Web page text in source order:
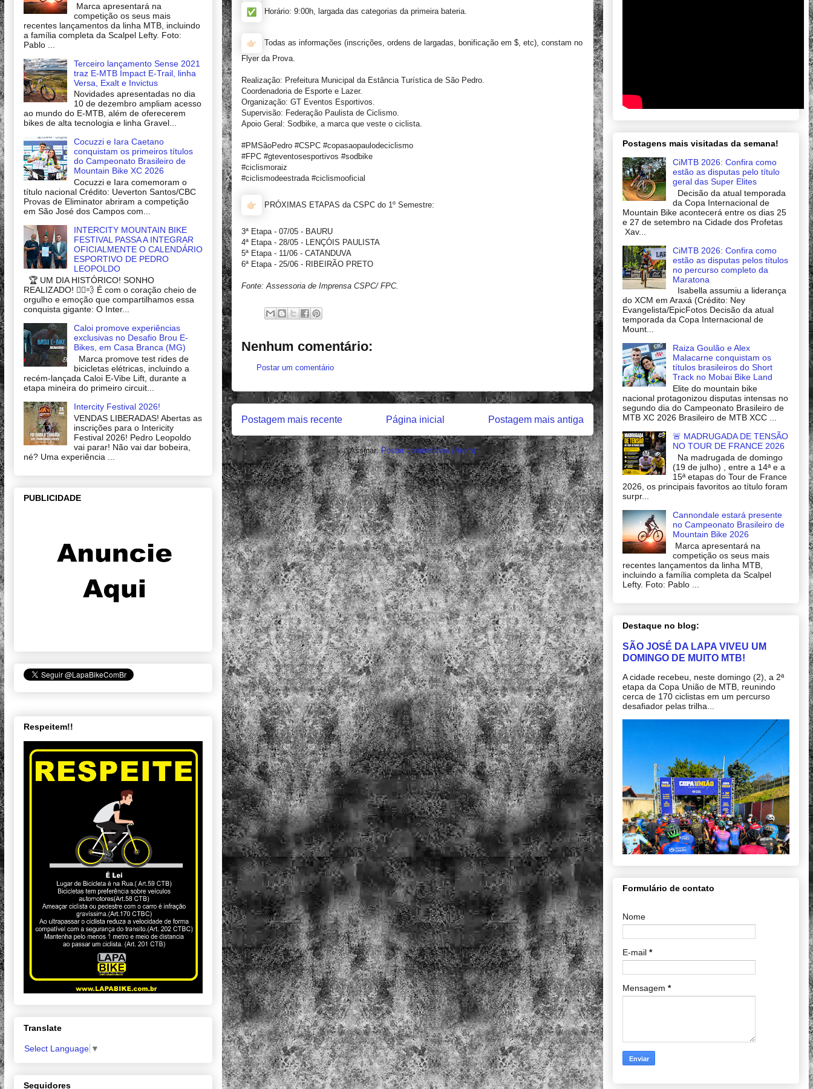
Horário: 9:00h, largada das categorias da primeira bateria.
Todas as informações (inscrições, ordens de largadas, bonificação em $, etc), constam no
Flyer da Prova.
Realização: Prefeitura Municipal da Estância Turística de São Pedro.
Coordenadoria de Esporte e Lazer.
Organização: GT Eventos Esportivos.
Supervisão: Federação Paulista de Ciclismo.
Apoio Geral: Sodbike, a marca que veste o ciclista.
#PMSãoPedro #CSPC #copasaopaulodeciclismo
#FPC #gteventosesportivos #sodbike
#ciclismoraiz
#ciclismodeestrada #ciclismooficial
PRÓXIMAS ETAPAS da CSPC do 1º Semestre:
3ª Etapa - 07/05 - BAURU
4ª Etapa - 28/05 - LENÇÓIS PAULISTA
5ª Etapa - 11/06 - CATANDUVA
6ª Etapa - 25/06 - RIBEIRÃO PRETO
Fonte: Assessoria de Imprensa CSPC/ FPC.
Nenhum comentário:
Postar um comentário
Postagem mais recente Postagem mais antiga
Página inicial
Assinar:Postar comentários (Atom)
Marca apresentará na
competição os seus mais
recentes lançamentos da linha MTB, incluindo
a família completa da Scalpel Lefty. Foto:
Pablo ...
Terceiro lançamento Sense 2021
traz E-MTB Impact E-Trail, linha
Versa, Exalt e Invictus
Novidades apresentadas no dia
10 de dezembro ampliam acesso
ao mundo do E-MTB, além de oferecerem
bikes de alta tecnologia e linha Gravel...
Cocuzzi e Iara Caetano
conquistam os primeiros títulos
do Campeonato Brasileiro de
Mountain Bike XC 2026
Cocuzzi e Iara comemoram o
título nacional Crédito: Ueverton Santos/CBC
Provas de Eliminator abriram a competição
em São José dos Campos com...
INTERCITY MOUNTAIN BIKE
FESTIVAL PASSA A INTEGRAR
OFICIALMENTE O CALENDÁRIO
ESPORTIVO DE PEDRO
LEOPOLDO
🏆 UM DIA HISTÓRICO! SONHO
REALIZADO! 🚴‍♂️💨 É com o coração cheio de
orgulho e emoção que compartilhamos essa
conquista gigante: O Inter...
Caloi promove experiências
exclusivas no Desafio Brou E-
Bikes, em Casa Branca (MG)
Marca promove test rides de
bicicletas elétricas, incluindo a
recém-lançada Caloi E-Vibe Lift, durante a
etapa mineira do primeiro circuit...
Intercity Festival 2026!
VENDAS LIBERADAS! Abertas as
inscrições para o Intericity
Festival 2026! Pedro Leopoldo
vai parar! Não vai dar bobeira,
né? Uma experiência ...
PUBLICIDADE
Respeitem!!
Translate
Select Language ▼
Seguidores
Postagens mais visitadas da semana!
CiMTB 2026: Confira como
estão as disputas pelo título
geral das Super Elites
Decisão da atual temporada
da Copa Internacional de
Mountain Bike acontecerá entre os dias 25
e 27 de setembro na Cidade dos Profetas
Xav...
CiMTB 2026: Confira como
estão as disputas pelos títulos
no percurso completo da
Maratona
Isabella assumiu a liderança
do XCM em Araxá (Crédito: Ney
Evangelista/EpicFotos Decisão da atual
temporada da Copa Internacional de
Mount...
Raiza Goulão e Alex
Malacarne conquistam os
títulos brasileiros do Short
Track no Mobai Bike Land
Elite do mountain bike
nacional protagonizou disputas intensas no
segundo dia do Campeonato Brasileiro de
MTB XC 2026 Brasileiro de MTB XCC ...
🚨 MADRUGADA DE TENSÃO
NO TOUR DE FRANCE 2026
Na madrugada de domingo
(19 de julho) , entre a 14ª e a
15ª etapas do Tour de France
2026, os principais favoritos ao título foram
surpr...
Cannondale estará presente
no Campeonato Brasileiro de
Mountain Bike 2026
Marca apresentará na
competição os seus mais
recentes lançamentos da linha MTB,
incluindo a família completa da Scalpel
Lefty. Foto: Pablo ...
Destaque no blog:
SÃO JOSÉ DA LAPA VIVEU UM
DOMINGO DE MUITO MTB!
A cidade recebeu, neste domingo (2), a 2ª
etapa da Copa União de MTB, reunindo
cerca de 170 ciclistas em um percurso
desafiador pelas trilha...
Formulário de contato
Nome
E-mail *
Mensagem *